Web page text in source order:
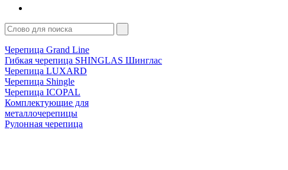
Черепица Grand Line
Гибкая черепица SHINGLAS Шинглас
Черепица LUXARD
Черепица Shingle
Черепица ICOPAL
Комплектующие для
металлочерепицы
Рулонная черепица